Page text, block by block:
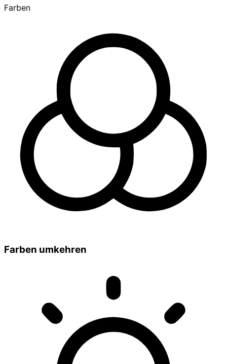
Farben
Farben umkehren